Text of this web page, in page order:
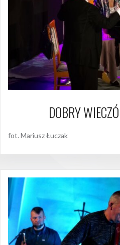
DOBRY
fot. Mariusz Łuczak